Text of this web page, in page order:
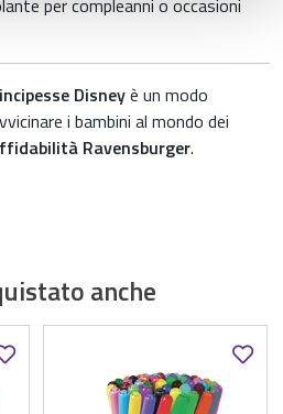
loro servizi.
per compleanni o occasioni
Disneyè un modo
i bambini al mondo dei
Ravensburger.
anche